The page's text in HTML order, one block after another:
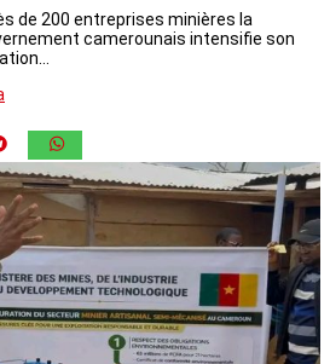
de 200 entreprises minières la
camerounais intensifie son